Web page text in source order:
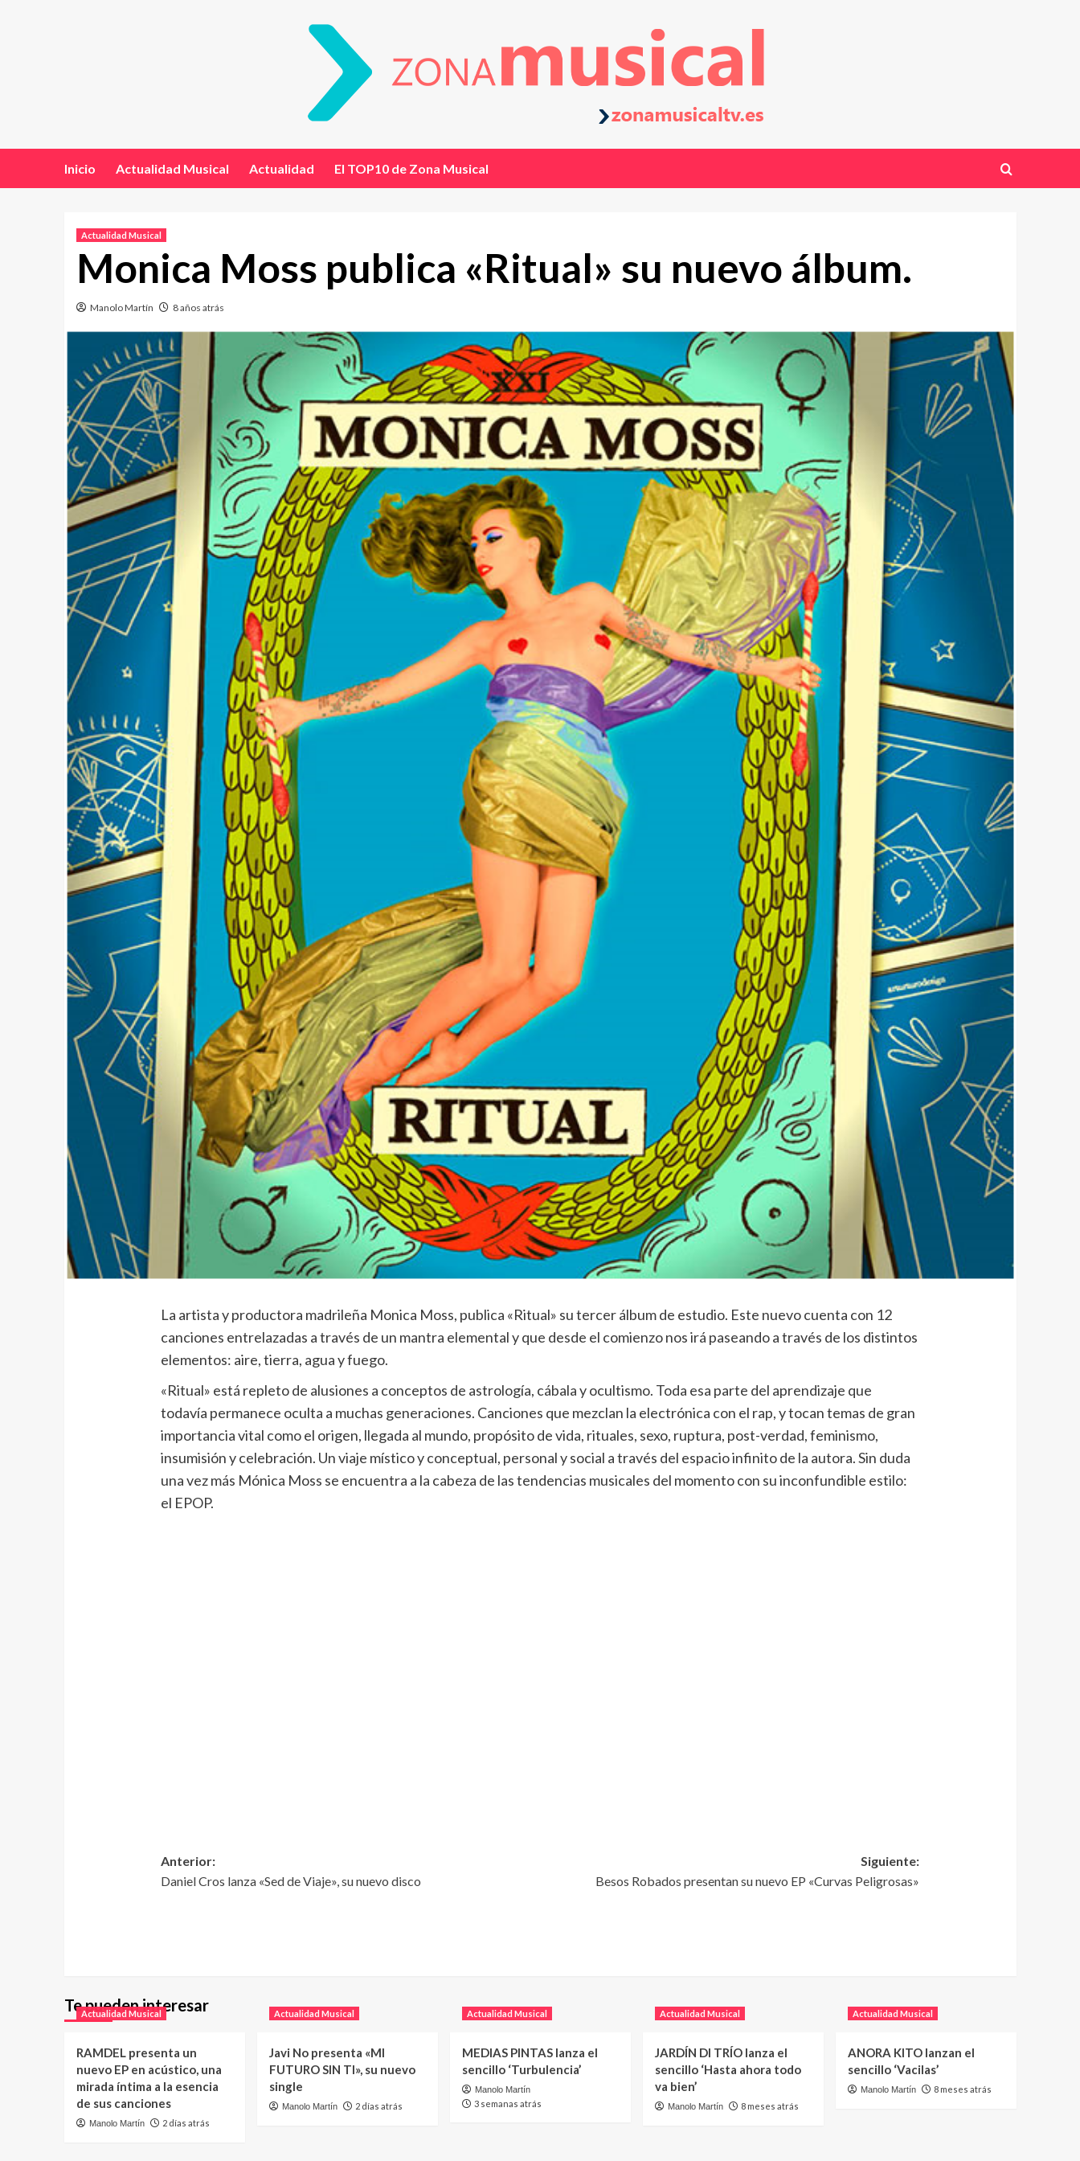
Inicio Actualidad Musical Actualidad El TOP10 de Zona Musical
Actualidad Musical
Monica Moss publica «Ritual» su nuevo álbum.
Manolo Martín 8 años atrás
La artista y productora madrileña Monica Moss, publica «Ritual» su tercer álbum de estudio. Este nuevo cuenta con 12
canciones entrelazadas a través de un mantra elemental y que desde el comienzo nos irá paseando a través de los distintos
elementos: aire, tierra, agua y fuego.
«Ritual» está repleto de alusiones a conceptos de astrología, cábala y ocultismo. Toda esa parte del aprendizaje que
todavía permanece oculta a muchas generaciones. Canciones que mezclan la electrónica con el rap, y tocan temas de gran
importancia vital como el origen, llegada al mundo, propósito de vida, rituales, sexo, ruptura, post-verdad, feminismo,
insumisión y celebración. Un viaje místico y conceptual, personal y social a través del espacio infinito de la autora. Sin duda
una vez más Mónica Moss se encuentra a la cabeza de las tendencias musicales del momento con su inconfundible estilo:
el EPOP.
Anterior:
Daniel Cros lanza «Sed de Viaje», su nuevo disco
Siguiente:
Besos Robados presentan su nuevo EP «Curvas Peligrosas»
Te pueden interesar
Actualidad Musical
RAMDEL presenta un
nuevo EP en acústico, una
mirada íntima a la esencia
de sus canciones
Manolo Martín 2 días atrás
Actualidad Musical
Javi No presenta «MI
FUTURO SIN TI», su nuevo
single
Manolo Martín 2 días atrás
Actualidad Musical
MEDIAS PINTAS lanza el
sencillo ‘Turbulencia’
Manolo Martín
3 semanas atrás
Actualidad Musical
JARDÍN DI TRÍO lanza el
sencillo ‘Hasta ahora todo
va bien’
Manolo Martín 8 meses atrás
Actualidad Musical
ANORA KITO lanzan el
sencillo ‘Vacilas’
Manolo Martín 8 meses atrás